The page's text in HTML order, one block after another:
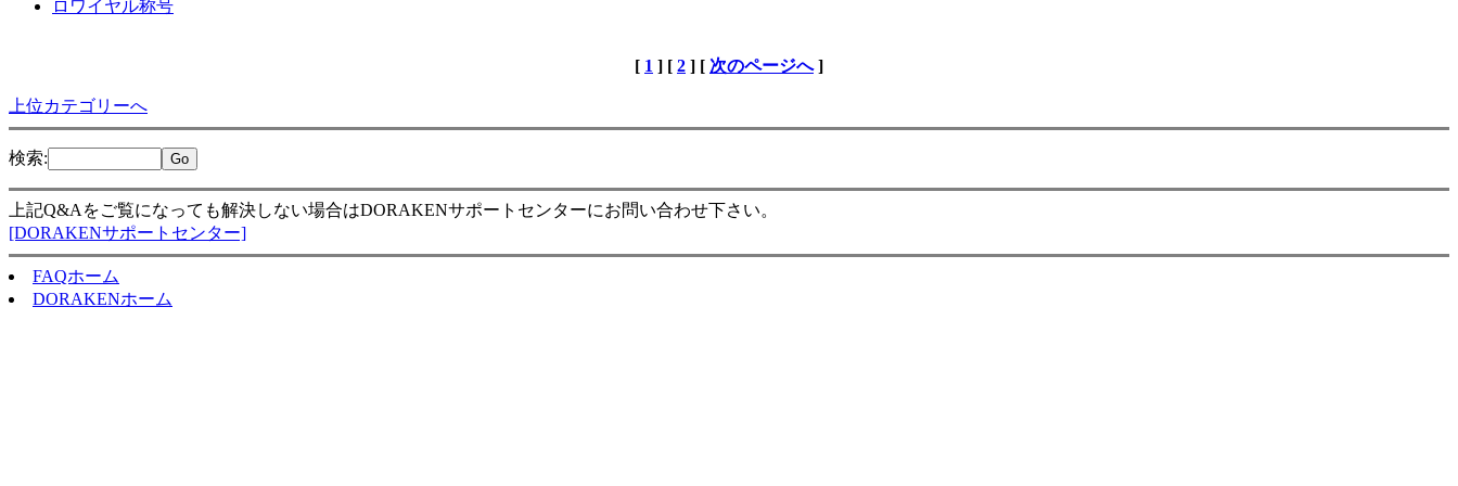
ロワイヤル称号
[ 1 ] [ 2 ] [ 次のページへ]
上位カテゴリーへ
検索:
上記Q&Aをご覧になっても解決しない場合はDORAKENサポートセンターにお問い合わせ下さい。
[DORAKENサポートセンター]
FAQホーム
DORAKENホーム